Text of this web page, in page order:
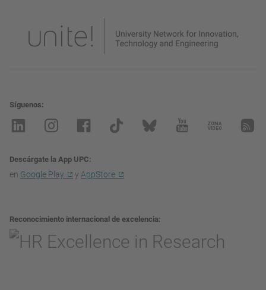
Síguenos
Descárgate la App UPC
en Google Play y AppStore
Reconocimiento internacional de excelencia